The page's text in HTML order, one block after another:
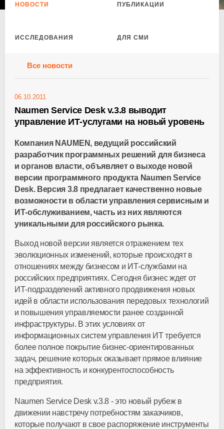
НОВОСТИ ПУБЛИКАЦИИ
ИССЛЕДОВАНИЯ ДЛЯ СМИ
Все новости
06.10.2011
Naumen Service Desk v.3.8 выводит
управление ИТ-услугами на новый уровень
Компания NAUMEN, ведущий российский
разработчик программных решений для бизнеса
и органов власти, объявляет о выходе новой
версии программного продукта Naumen Service
Desk. Версия 3.8 предлагает качественно новые
возможности в области управления сервисным и
ИТ-обслуживанием, часть из них являются
уникальными для российского рынка.
Выход новой версии является отражением тех
эволюционных изменений, которые происходят в
отношениях между бизнесом и ИТ-службами на
российских предприятиях. Сегодня бизнес ждет от
ИТ-подразделений активного продвижения новых
идей в области использования передовых технологий
и повышения управляемости ранее созданной
инфраструктуры. В этих условиях от
информационных систем управления ИТ требуется
более полное покрытие бизнес-ориентированных
задач, решение которых оказывает прямое влияние
на эффективность и конкурентоспособность
предприятия.
Naumen Service Desk v.3.8 - это новый рубеж в
движении навстречу потребностям заказчиков,
которые получают в свое распоряжение инструменты